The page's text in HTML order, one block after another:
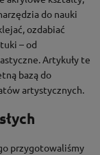
do nauki
ozdabiać
– od
Artykuły te
bazą do
artystycznych.
przygotowaliśmy